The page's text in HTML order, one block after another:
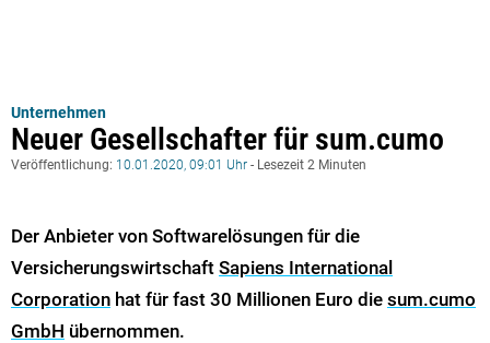
Unternehmen
Neuer Gesellschafter für sum.cumo
Veröffentlichung: 10.01.2020, 09:01 Uhr - Lesezeit 2 Minuten
Der Anbieter von Softwarelösungen für die
Versicherungswirtschaft Sapiens International
Corporation hat für fast 30 Millionen Euro die sum.cumo
GmbH übernommen.